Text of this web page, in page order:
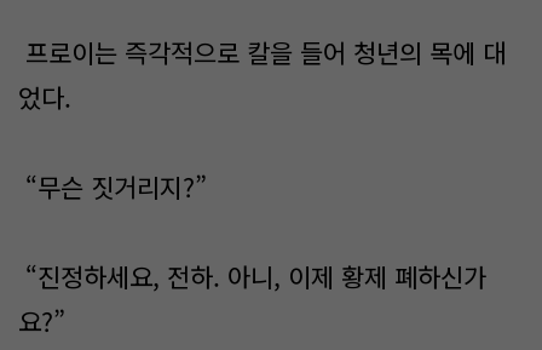
프로이는 즉각적으로 칼을 들어 청년의 목에 대
었다.
“무슨 짓거리지?”
“진정하세요, 전하. 아니, 이제 황제 폐하신가
요?”